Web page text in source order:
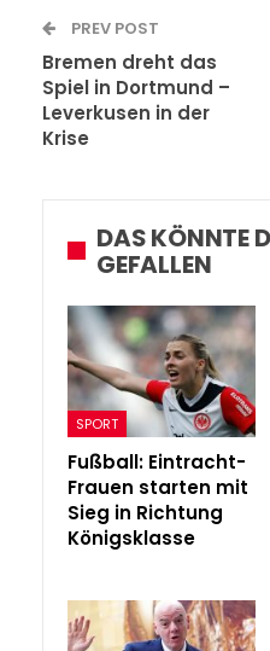
PREV POST
Bremen dreht das
Spiel in Dortmund –
Leverkusen in der
Krise
DAS KÖNNTE
GEFALLEN
SPORT
Fußball: Eintracht-
Frauen starten mit
Sieg in Richtung
Königsklasse